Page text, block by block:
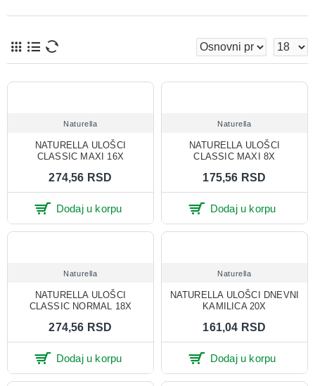
Naturella
NATURELLA ULOŠCI
CLASSIC MAXI 16X
274,56 RSD
Dodaj u korpu
Naturella
NATURELLA ULOŠCI
CLASSIC MAXI 8X
175,56 RSD
Dodaj u korpu
Naturella
NATURELLA ULOŠCI
CLASSIC NORMAL 18X
274,56 RSD
Dodaj u korpu
Naturella
NATURELLA ULOŠCI DNEVNI
KAMILICA 20X
161,04 RSD
Dodaj u korpu